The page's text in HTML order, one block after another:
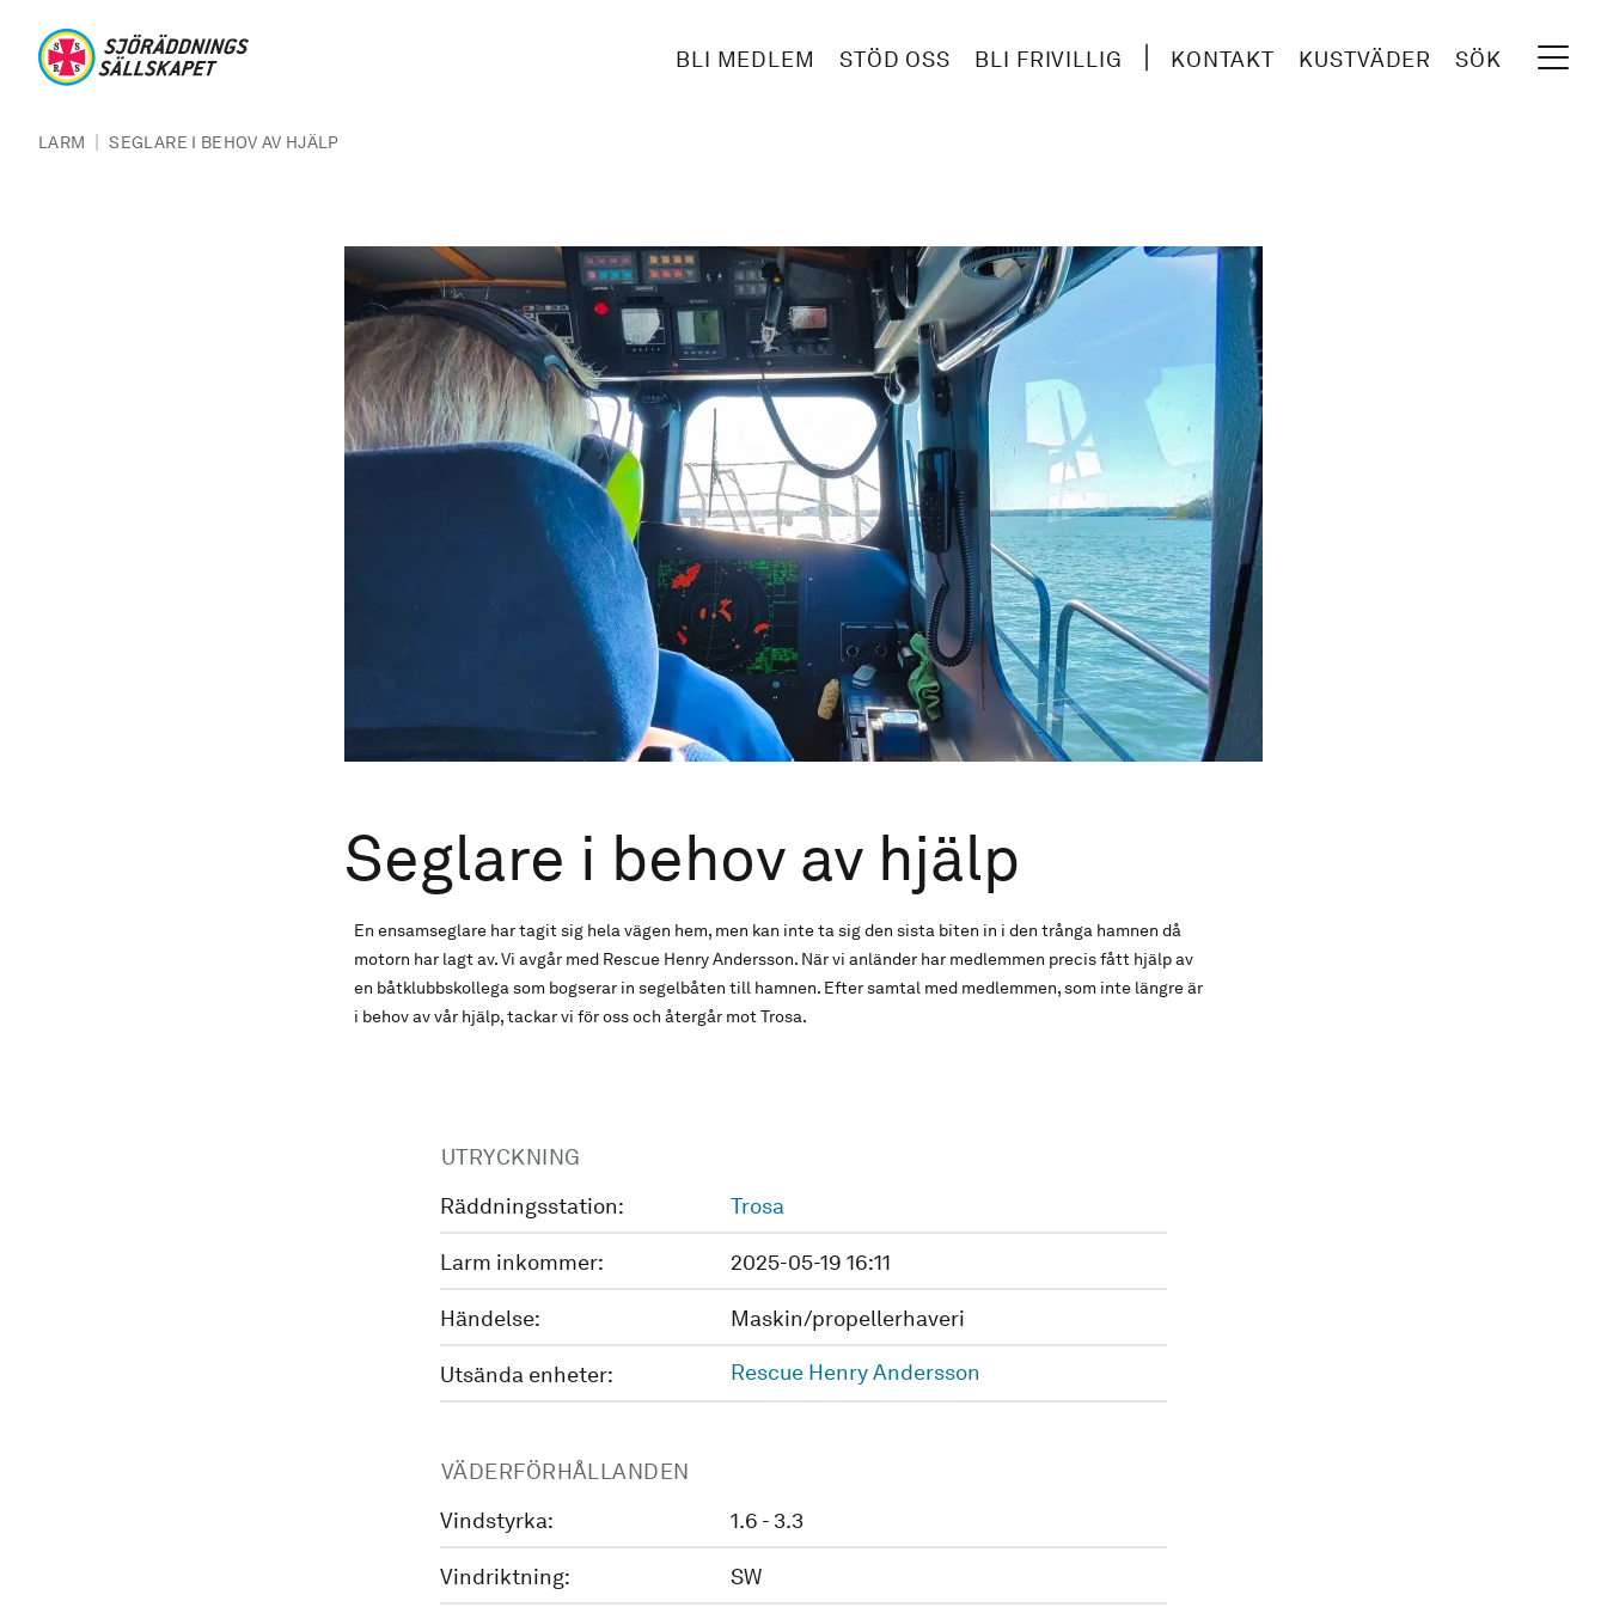
BLI MEDLEM STÖD OSS BLI FRIVILLIG KONTAKT KUSTVÄDER SÖK
LARM | SEGLARE I BEHOV AV HJÄLP
Seglare i behov av hjälp
En ensamseglare har tagit sig hela vägen hem, men kan inte ta sig den sista biten in i den trånga hamnen då
motorn har lagt av. Vi avgår med Rescue Henry Andersson. När vi anländer har medlemmen precis fått hjälp av
en båtklubbskollega som bogserar in segelbåten till hamnen. Efter samtal med medlemmen, som inte längre är
i behov av vår hjälp, tackar vi för oss och återgår mot Trosa.
UTRYCKNING
Räddningsstation:
Trosa
Larm inkommer: 2025-05-19 16:11
Händelse: Maskin/propellerhaveri
Utsända enheter: Rescue Henry Andersson
VÄDERFÖRHÅLLANDEN
Vindstyrka:
1.6 - 3.3
Vindriktning: SW